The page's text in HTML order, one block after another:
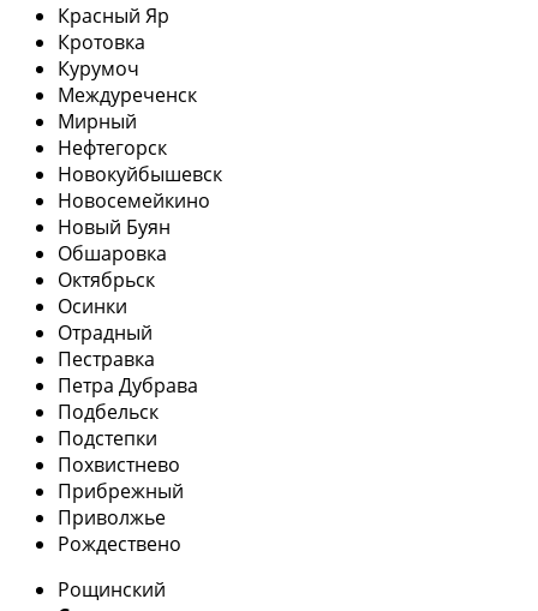
Красный Яр
Кротовка
Курумоч
Междуреченск
Мирный
Нефтегорск
Новокуйбышевск
Новосемейкино
Новый Буян
Обшаровка
Октябрьск
Осинки
Отрадный
Пестравка
Петра Дубрава
Подбельск
Подстепки
Похвистнево
Прибрежный
Приволжье
Рождествено
Рощинский